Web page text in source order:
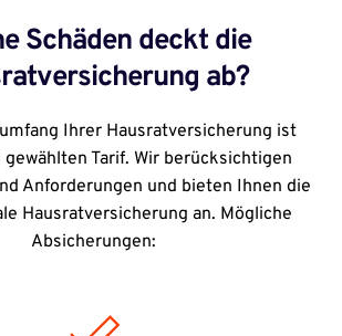
Schäden deckt die
ab?
Ihrer Hausratversicherung ist
gewählten Tarif. Wir berücksichtigen
Anforderungen und bieten Ihnen die
Hausratversicherung an. Mögliche
Absicherungen: